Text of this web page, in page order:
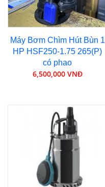
Máy Bơm Chìm Hút Bùn 1
HP HSF250-1.75 265(P)
có phao
6,500,000 VNĐ